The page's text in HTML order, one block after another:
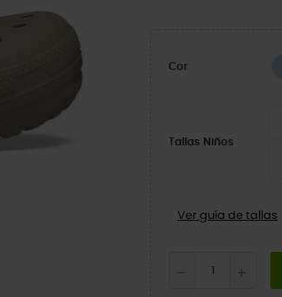
Cor
Tallas Niños
Ver guía de tallas